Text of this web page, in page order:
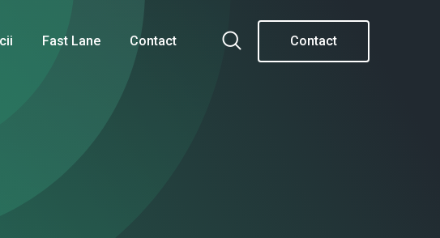
Fast Lane Contact Contact